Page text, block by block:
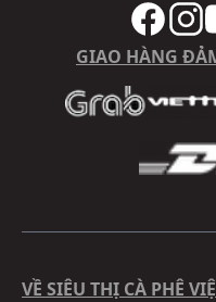
GIAO HÀNG
VỀ SIÊU THỊ CÀ PHÊ